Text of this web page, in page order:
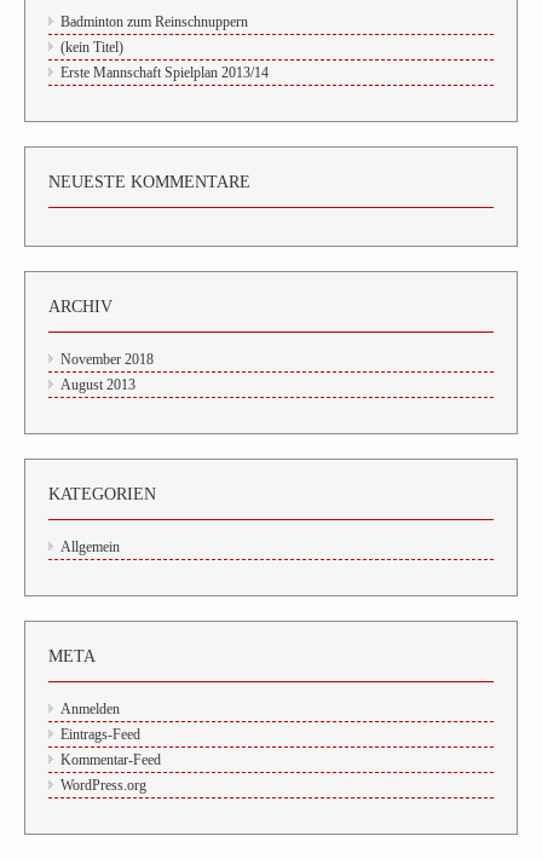
Badminton zum Reinschnuppern
(kein Titel)
Erste Mannschaft Spielplan 2013/14
NEUESTE KOMMENTARE
ARCHIV
November 2018
August 2013
KATEGORIEN
Allgemein
META
Anmelden
Eintrags-Feed
Kommentar-Feed
WordPress.org